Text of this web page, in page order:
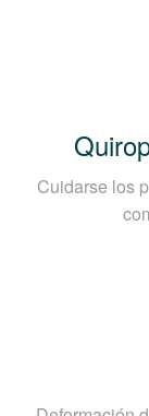
Cuidarse los